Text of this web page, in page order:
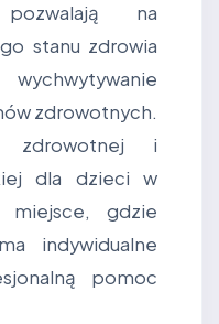
na
stanu zdrowia
zdrowotnych.
zdrowotnej i
dla dzieci w
miejsce, gdzie
indywidualne
pomoc